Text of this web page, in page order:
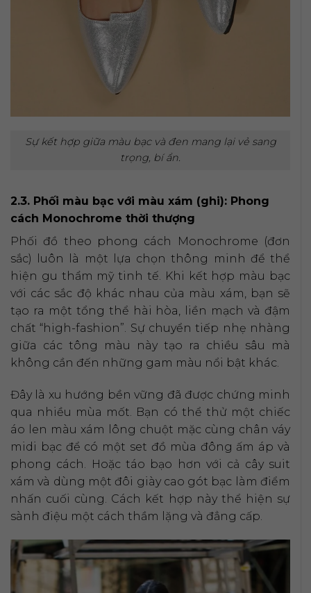
Sự kết hợp giữa màu bạc và đen mang lại vẻ sang
trọng, bí ẩn.
2.3. Phối màu bạc với màu xám (ghi): Phong
cách Monochrome thời thượng
Phối đồ theo phong cách Monochrome (đơn
sắc) luôn là một lựa chọn thông minh để thể
hiện gu thẩm mỹ tinh tế. Khi kết hợp màu bạc
với các sắc độ khác nhau của màu xám, bạn sẽ
tạo ra một tổng thể hài hòa, liền mạch và đậm
chất “high-fashion”. Sự chuyển tiếp nhẹ nhàng
giữa các tông màu này tạo ra chiều sâu mà
không cần đến những gam màu nổi bật khác.
Đây là xu hướng bền vững đã được chứng minh
qua nhiều mùa mốt. Bạn có thể thử một chiếc
áo len màu xám lông chuột mặc cùng chân váy
midi bạc để có một set đồ mùa đông ấm áp và
phong cách. Hoặc táo bạo hơn với cả cây suit
xám và dùng một đôi giày cao gót bạc làm điểm
nhấn cuối cùng. Cách kết hợp này thể hiện sự
sành điệu một cách thầm lặng và đẳng cấp.